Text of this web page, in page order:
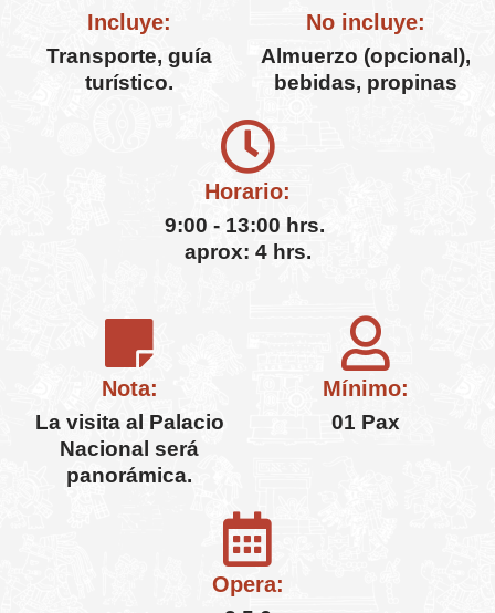
Incluye:
Transporte, guía
turístico.
No incluye:
Almuerzo (opcional),
bebidas, propinas
Horario:
9:00 - 13:00 hrs.
aprox: 4 hrs.
Nota:
La visita al Palacio
Nacional será
panorámica.
Mínimo:
01 Pax
Opera: